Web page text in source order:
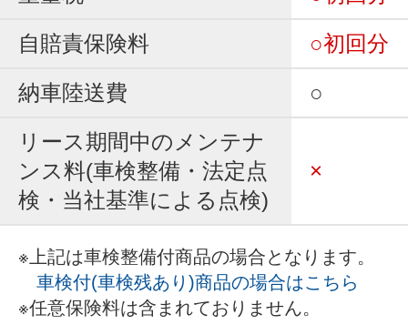
自賠責保険料
○初回分
納車陸送費
○
リース期間中のメンテナ
ンス料(車検整備・法定点
検・当社基準による点検)
×
※上記は車検整備付商品の場合となります。
車検付(車検残あり)商品の場合はこちら
※任意保険料は含まれておりません。